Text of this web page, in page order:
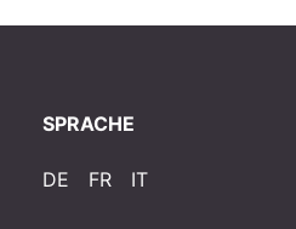
SPRACHE
DE FR IT